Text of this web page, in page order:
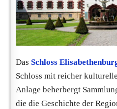
Das Schloss
Schloss mit reicher
Anlage beherbergt
die die Geschichte der